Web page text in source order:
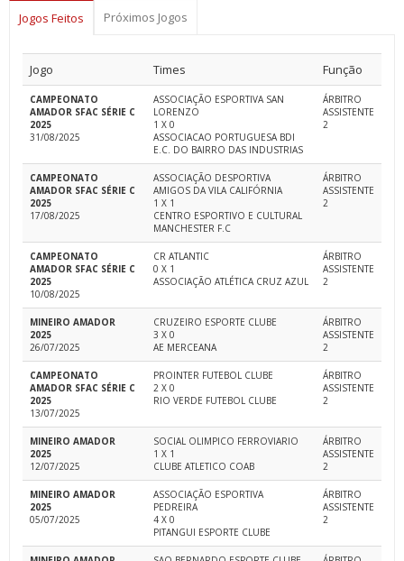
Jogos Feitos Próximos Jogos
Jogo Times Função
CAMPEONATO
AMADOR SFAC SÉRIE C
2025
31/08/2025
ASSOCIAÇÃO ESPORTIVA SAN
LORENZO
1 X 0
ASSOCIACAO PORTUGUESA BDI
E.C. DO BAIRRO DAS INDUSTRIAS
ÁRBITRO
ASSISTENTE
2
CAMPEONATO
AMADOR SFAC SÉRIE C
2025
17/08/2025
ASSOCIAÇÃO DESPORTIVA
AMIGOS DA VILA CALIFÓRNIA
1 X 1
CENTRO ESPORTIVO E CULTURAL
MANCHESTER F.C
ÁRBITRO
ASSISTENTE
2
CAMPEONATO
AMADOR SFAC SÉRIE C
2025
10/08/2025
CR ATLANTIC
0 X 1
ASSOCIAÇÃO ATLÉTICA CRUZ AZUL
ÁRBITRO
ASSISTENTE
2
MINEIRO AMADOR
2025
26/07/2025
CRUZEIRO ESPORTE CLUBE
3 X 0
AE MERCEANA
ÁRBITRO
ASSISTENTE
2
CAMPEONATO
AMADOR SFAC SÉRIE C
2025
13/07/2025
PROINTER FUTEBOL CLUBE
2 X 0
RIO VERDE FUTEBOL CLUBE
ÁRBITRO
ASSISTENTE
2
MINEIRO AMADOR
2025
12/07/2025
SOCIAL OLIMPICO FERROVIARIO
1 X 1
CLUBE ATLETICO COAB
ÁRBITRO
ASSISTENTE
2
MINEIRO AMADOR
2025
05/07/2025
ASSOCIAÇÃO ESPORTIVA
PEDREIRA
4 X 0
PITANGUI ESPORTE CLUBE
ÁRBITRO
ASSISTENTE
2